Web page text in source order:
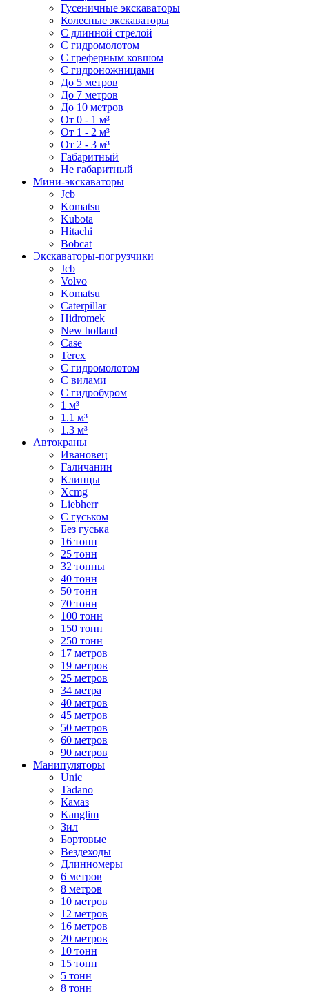
Гусеничные экскаваторы
Колесные экскаваторы
С длинной стрелой
С гидромолотом
С греферным ковшом
С гидроножницами
До 5 метров
До 7 метров
До 10 метров
От 0 - 1 м³
От 1 - 2 м³
От 2 - 3 м³
Габаритный
Не габаритный
Мини-экскаваторы
Jcb
Komatsu
Kubota
Hitachi
Bobcat
Экскаваторы-погрузчики
Jcb
Volvo
Komatsu
Caterpillar
Hidromek
New holland
Case
Terex
С гидромолотом
С вилами
С гидробуром
1 м³
1.1 м³
1.3 м³
Автокраны
Ивановец
Галичанин
Клинцы
Xcmg
Liebherr
С гуськом
Без гуська
16 тонн
25 тонн
32 тонны
40 тонн
50 тонн
70 тонн
100 тонн
150 тонн
250 тонн
17 метров
19 метров
25 метров
34 метра
40 метров
45 метров
50 метров
60 метров
90 метров
Манипуляторы
Unic
Tadano
Камаз
Kanglim
Зил
Бортовые
Вездеходы
Длинномеры
6 метров
8 метров
10 метров
12 метров
16 метров
20 метров
10 тонн
15 тонн
5 тонн
8 тонн